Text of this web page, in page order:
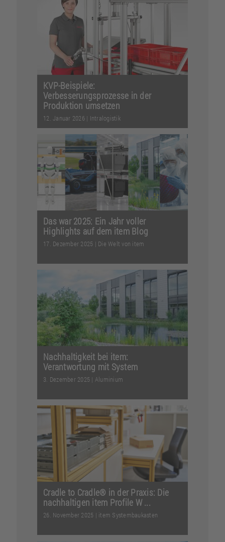
Ein item pluspartner zeigt, wie auch
kleine Betriebe ihre Prozesse clever
automatisieren k...
Weiterlesen
KVP-Beispiele:
Verbesserungsprozesse in der
Produktion umsetzen
12. Januar 2026 | Intralogistik
Mit diesen KVP-Beispielen wird
deutlich, warum sich die Lean
Production weltweit etabliert...
Weiterlesen
Das war 2025: Ein Jahr voller
Highlights auf dem item Blog
17. Dezember 2025 | Die Welt von item
24 Beiträge und jede Menge
inspirierende Geschichten: Entdecken
Sie mit uns die spannendst...
Weiterlesen
Nachhaltigkeit bei item:
Verantwortung mit System
3. Dezember 2025 | Aluminium
Im Interview berichtet unsere
Nachhaltigkeitsbeauftragte, wie
Nachhaltigkeit Entscheidunge...
Weiterlesen
Cradle to Cradle® in der Praxis: Die
nachhaltigen item Profile W ...
26. November 2025 | item Systembaukasten